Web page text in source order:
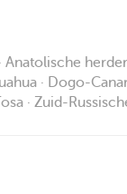
· Dogo-
· Zuid-